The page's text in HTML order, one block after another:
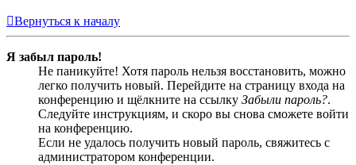
Вернуться к началу
Я забыл пароль!
Не паникуйте! Хотя пароль нельзя восстановить, можно
легко получить новый. Перейдите на страницу входа на
конференцию и щёлкните на ссылку Забыли пароль?.
Следуйте инструкциям, и скоро вы снова сможете войти
на конференцию.
Если не удалось получить новый пароль, свяжитесь с
администратором конференции.